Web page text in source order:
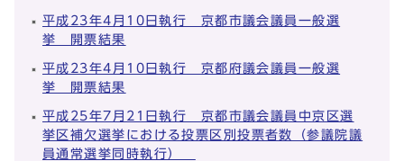
平成23年4月10日執行 京都市議会議員一般選
挙 開票結果
平成23年4月10日執行 京都府議会議員一般選
挙 開票結果
平成25年7月21日執行 京都市議会議員中京区選
挙区補欠選挙における投票区別投票者数（参議院議
員通常選挙同時執行）